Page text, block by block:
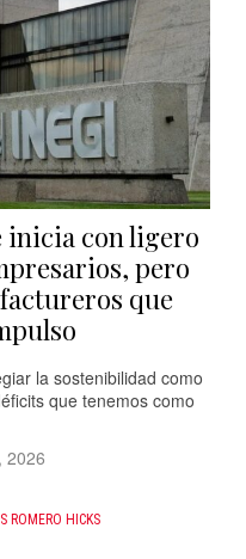
inicia con ligero
pero
que
la sostenibilidad como
que tenemos como
2026
ROMERO HICKS